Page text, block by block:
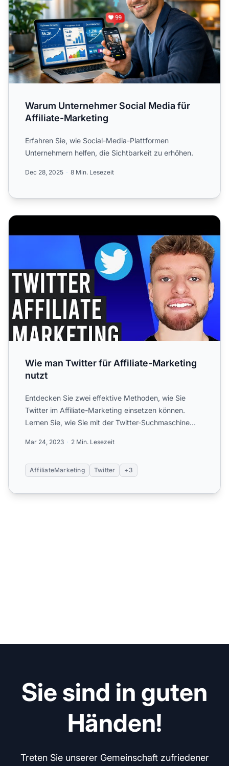
Warum Unternehmer Social Media für
Affiliate-Marketing
Erfahren Sie, wie Social-Media-Plattformen
Unternehmern helfen, die Sichtbarkeit zu erhöhen.
Dec 28, 2025 8 Min. Lesezeit
Wie man Twitter für Affiliate-Marketing nutzt
Wie man Twitter für Affiliate-Marketing
nutzt
Entdecken Sie zwei effektive Methoden, wie Sie
Twitter im Affiliate-Marketing einsetzen können.
Lernen Sie, wie Sie mit der Twitter-Suchmaschine
Mar 24, 2023 2 Min. Lesezeit
AffiliateMarketing Twitter +3
Sie sind in guten
Händen!
Treten Sie unserer Gemeinschaft zufriedener